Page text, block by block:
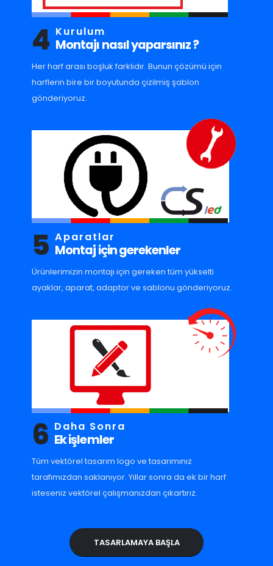
4 Kurulum
Montajı nasıl yaparsınız ?
Her harf arası boşluk farklıdır. Bunun çözümü için
harflerin bire bir boyutunda çizilmiş şablon
gönderiyoruz.
5 Aparatlar
Montaj için gerekenler
Ürünlerimizin montajı için gereken tüm yükselti
ayaklar, aparat, adaptor ve sablonu gönderiyoruz.
6 Daha Sonra
Ek işlemler
Tüm vektörel tasarım logo ve tasarımınız
tarafımızdan saklanıyor. Yıllar sonra da ek bir harf
isteseniz vektörel çalışmanızdan çıkartırız.
TASARLAMAYA BAŞLA